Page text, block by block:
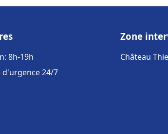
8h-19h
d'urgence 24/7
Zone
Château